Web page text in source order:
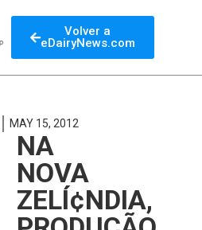
Volver a
eDairyNews.com
MAY 15, 2012
NA
NOVA
ZELÍ¢NDIA,